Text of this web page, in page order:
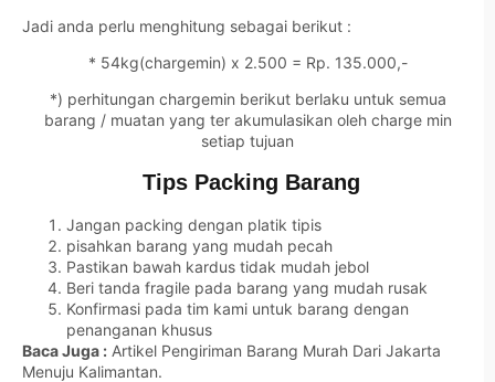
Jadi anda perlu menghitung sebagai berikut :
* 54kg(chargemin) x 2.500 = Rp. 135.000,-
*) perhitungan chargemin berikut berlaku untuk semua
barang / muatan yang ter akumulasikan oleh charge min
setiap tujuan
Tips Packing Barang
Jangan packing dengan platik tipis
pisahkan barang yang mudah pecah
Pastikan bawah kardus tidak mudah jebol
Beri tanda fragile pada barang yang mudah rusak
Konfirmasi pada tim kami untuk barang dengan
penanganan khusus
Baca Juga : Artikel Pengiriman Barang Murah Dari Jakarta
Menuju Kalimantan.